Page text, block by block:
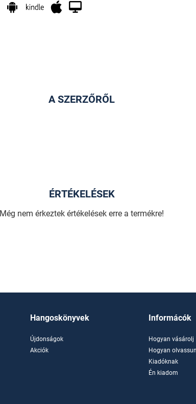
A SZERZŐRŐL
ÉRTÉKELÉSEK
Még nem érkeztek értékelések erre a termékre!
Hangoskönyvek
Újdonságok
Akciók
Informácók
Hogyan vásárolj
Hogyan
Kiadóknak
Én kiadom